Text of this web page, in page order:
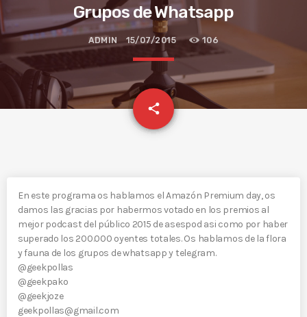
Grupos de Whatsapp
ADMIN 15/07/2015 106
share
email
En este programa os hablamos el Amazón Premium day, os
damos las gracias por habermos votado en los premios al
mejor podcast del público 2015 de asespod asi como por haber
superado los 200.000 oyentes totales. Os hablamos de la flora
y fauna de los grupos de whatsapp y telegram.
@geekpollas
@geekpako
@geekjoze
geekpollas@gmail.com